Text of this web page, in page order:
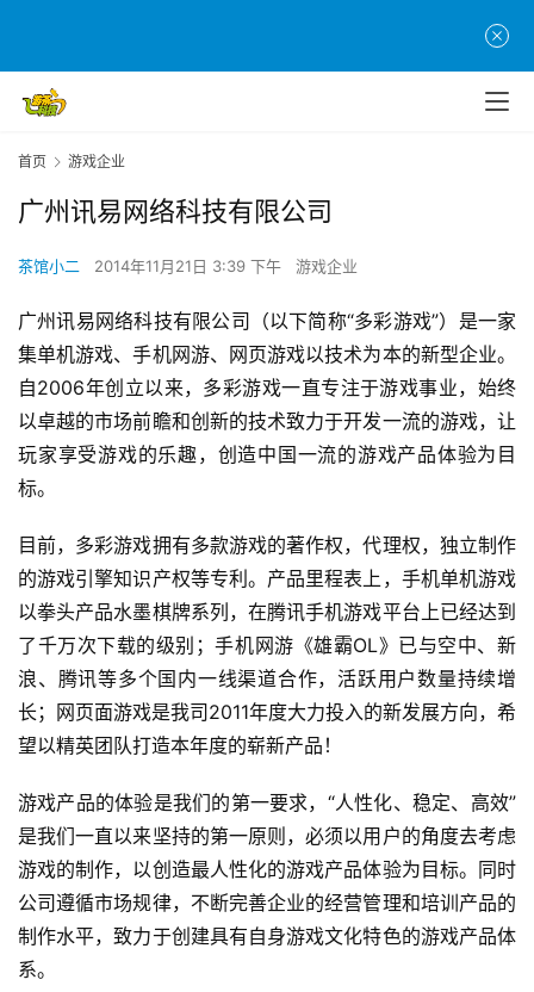
页
游
茶
原
创
戏
业
界
手
机
游
首页 游戏企业
广州讯易网络科技有限公司
茶馆小二 2014年11月21日 3:39 下午 游戏企业
广州讯易网络科技有限公司（以下简称“多彩游戏”）是一家
集单机游戏、手机网游、网页游戏以技术为本的新型企业。
自2006年创立以来，多彩游戏一直专注于游戏事业，始终
以卓越的市场前瞻和创新的技术致力于开发一流的游戏，让
玩家享受游戏的乐趣，创造中国一流的游戏产品体验为目
标。
目前，多彩游戏拥有多款游戏的著作权，代理权，独立制作
的游戏引擎知识产权等专利。产品里程表上，手机单机游戏
以拳头产品水墨棋牌系列，在腾讯手机游戏平台上已经达到
了千万次下载的级别；手机网游《雄霸OL》已与空中、新
浪、腾讯等多个国内一线渠道合作，活跃用户数量持续增
长；网页面游戏是我司2011年度大力投入的新发展方向，希
望以精英团队打造本年度的崭新产品！
游戏产品的体验是我们的第一要求，“人性化、稳定、高效”
是我们一直以来坚持的第一原则，必须以用户的角度去考虑
游戏的制作，以创造最人性化的游戏产品体验为目标。同时
公司遵循市场规律，不断完善企业的经营管理和培训产品的
制作水平，致力于创建具有自身游戏文化特色的游戏产品体
系。